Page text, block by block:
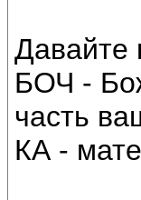
Давайте
БОЧ -
часть
КА -